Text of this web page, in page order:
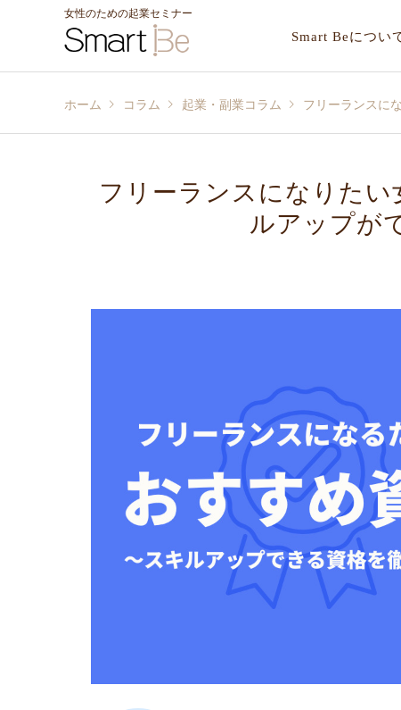
女性のための起業セミナー
Smart Beについ
ホーム コラム 起業・副業コラム フリーランスに
フリーランスになりた
ルアップが